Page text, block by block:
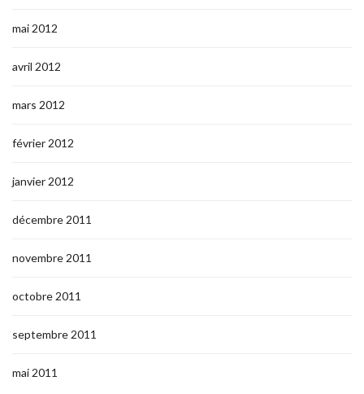
mai 2012
avril 2012
mars 2012
février 2012
janvier 2012
décembre 2011
novembre 2011
octobre 2011
septembre 2011
mai 2011